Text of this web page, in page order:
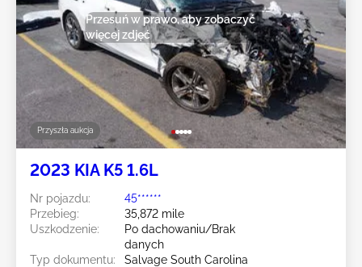
Przyszła aukcja
Przesuń w prawo, aby zobaczyć
więcej zdjęć
2023 KIA K5 1.6L
Nr pojazdu:
45******
Przebieg:
35,872 mile
Uszkodzenie:
Po dachowaniu/Brak
danych
Typ dokumentu:
Salvage South Carolina